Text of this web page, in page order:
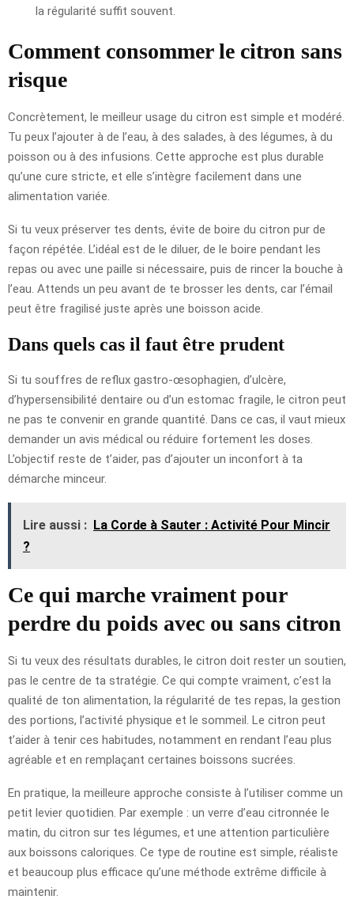
la régularité suffit souvent.
Comment consommer le citron sans
risque
Concrètement, le meilleur usage du citron est simple et modéré.
Tu peux l’ajouter à de l’eau, à des salades, à des légumes, à du
poisson ou à des infusions. Cette approche est plus durable
qu’une cure stricte, et elle s’intègre facilement dans une
alimentation variée.
Si tu veux préserver tes dents, évite de boire du citron pur de
façon répétée. L’idéal est de le diluer, de le boire pendant les
repas ou avec une paille si nécessaire, puis de rincer la bouche à
l’eau. Attends un peu avant de te brosser les dents, car l’émail
peut être fragilisé juste après une boisson acide.
Dans quels cas il faut être prudent
Si tu souffres de reflux gastro-œsophagien, d’ulcère,
d’hypersensibilité dentaire ou d’un estomac fragile, le citron peut
ne pas te convenir en grande quantité. Dans ce cas, il vaut mieux
demander un avis médical ou réduire fortement les doses.
L’objectif reste de t’aider, pas d’ajouter un inconfort à ta
démarche minceur.
Lire aussi : La Corde à Sauter : Activité Pour Mincir
?
Ce qui marche vraiment pour
perdre du poids avec ou sans citron
Si tu veux des résultats durables, le citron doit rester un soutien,
pas le centre de ta stratégie. Ce qui compte vraiment, c’est la
qualité de ton alimentation, la régularité de tes repas, la gestion
des portions, l’activité physique et le sommeil. Le citron peut
t’aider à tenir ces habitudes, notamment en rendant l’eau plus
agréable et en remplaçant certaines boissons sucrées.
En pratique, la meilleure approche consiste à l’utiliser comme un
petit levier quotidien. Par exemple : un verre d’eau citronnée le
matin, du citron sur tes légumes, et une attention particulière
aux boissons caloriques. Ce type de routine est simple, réaliste
et beaucoup plus efficace qu’une méthode extrême difficile à
maintenir.